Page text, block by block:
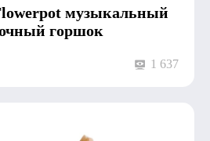
музыкальный
горшок
1 637